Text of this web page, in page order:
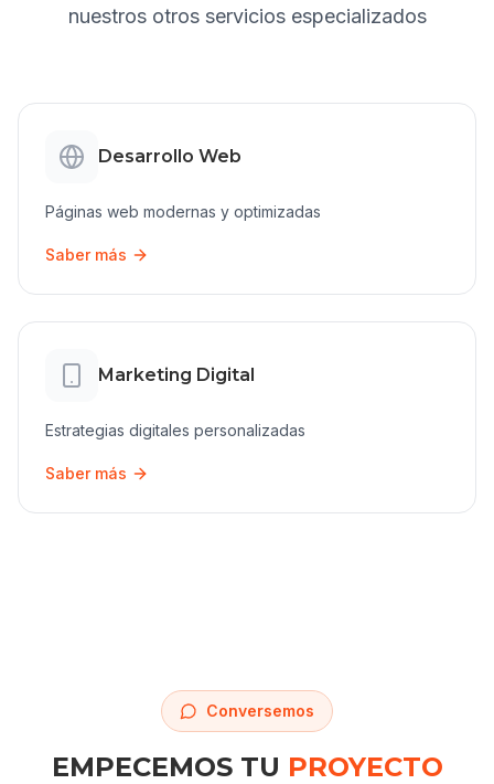
nuestros otros servicios especializados
Desarrollo Web
Páginas web modernas y optimizadas
Saber más
Marketing Digital
Estrategias digitales personalizadas
Saber más
Conversemos
EMPECEMOS TU PROYECTO